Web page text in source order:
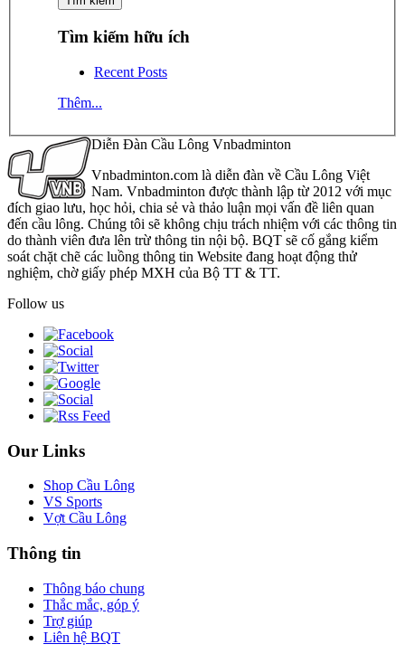
Tìm kiếm hữu ích
Recent Posts
Thêm...
Diễn Đàn Cầu Lông Vnbadminton
Vnbadminton.com là diễn đàn về Cầu Lông Việt
Nam. Vnbadminton được thành lập từ 2012 với mục
đích giao lưu, học hỏi, chia sẻ và thảo luận mọi vấn đề liên quan
đến cầu lông. Chúng tôi sẽ không chịu trách nhiệm với các thông tin
do thành viên đưa lên trừ thông tin nội bộ. BQT sẽ cố gắng kiểm
soát chặt chẽ các luồng thông tin Website đang hoạt động thử
nghiệm, chờ giấy phép MXH của Bộ TT & TT.
Follow us
Our Links
Shop Cầu Lông
VS Sports
Vợt Cầu Lông
Thông tin
Thông báo chung
Thắc mắc, góp ý
Trợ giúp
Liên hệ BQT